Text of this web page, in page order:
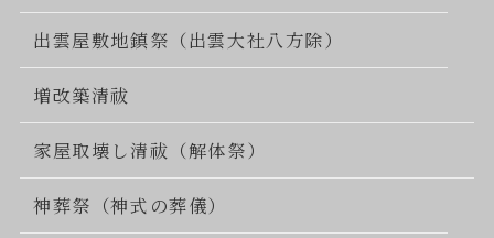
出雲屋敷地鎮祭（出雲大社八方除）
増改築清祓
家屋取壊し清祓（解体祭）
神葬祭（神式の葬儀）